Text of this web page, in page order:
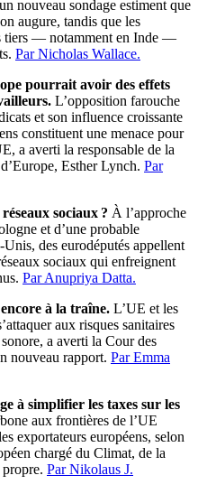
nouveau sondage estiment que
augure, tandis que les
tiers — notamment en Inde —
Par Nicholas Wallace.
pourrait avoir des effets
L’opposition farouche
et son influence croissante
constituent une menace pour
a averti la responsable de la
Esther Lynch. Par
sociaux ? À l’approche
et d’une probable
des eurodéputés appellent
sociaux qui enfreignent
Par Anupriya Datta.
à la traîne. L’UE et les
aux risques sanitaires
a averti la Cour des
nouveau rapport. Par Emma
à simplifier les taxes sur les
aux frontières de l’UE
exportateurs européens, selon
chargé du Climat, de la
Par Nikolaus J.